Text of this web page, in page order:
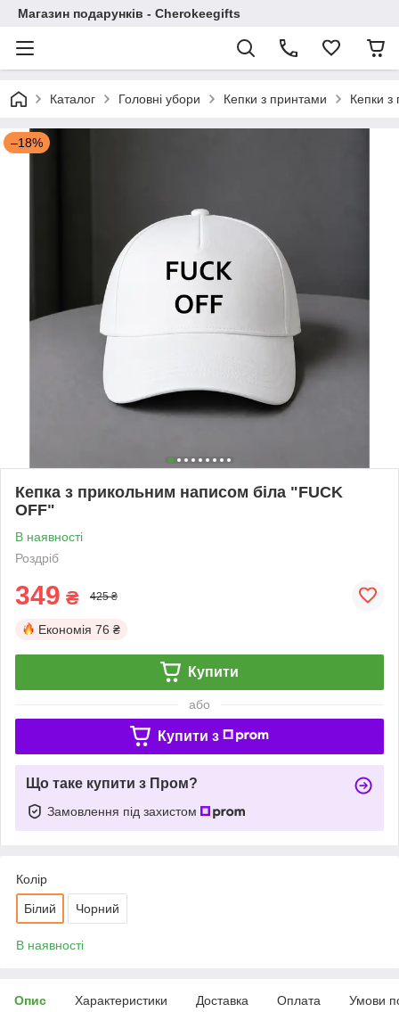
Магазин подарунків - Cherokeegifts
Каталог Головні убори Кепки з принтами Кепки
–18%
Кепка з прикольним написом біла "FUCK
OFF"
В наявності
Роздріб
349 ₴ 425 ₴
Економія 76 ₴
Купити
або
Купити з
Що таке купити з Пром?
Замовлення під захистом
Колір
Білий Чорний
В наявності
Опис Характеристики Доставка Оплата Умови